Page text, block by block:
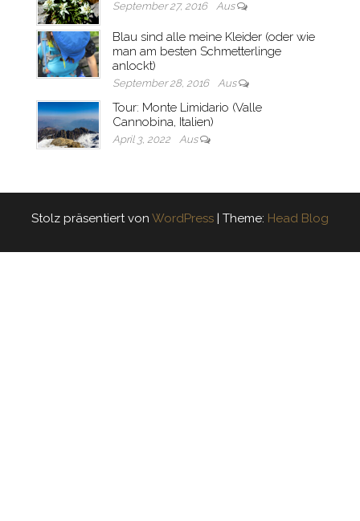
September 27, 2016 Aus
Blau sind alle meine Kleider (oder wie
man am besten Schmetterlinge
anlockt)
September 28, 2016 Aus
Tour: Monte Limidario (Valle
Cannobina, Italien)
April 3, 2022 Aus
Stolz präsentiert von WordPress | Theme: Head Blog